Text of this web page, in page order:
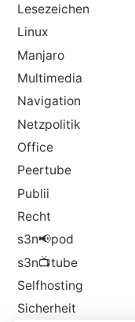
Lesezeichen
Linux
Manjaro
Multimedia
Navigation
Netzpolitik
Office
Peertube
Publii
Recht
s3n📢pod
s3n📺tube
Selfhosting
Sicherheit